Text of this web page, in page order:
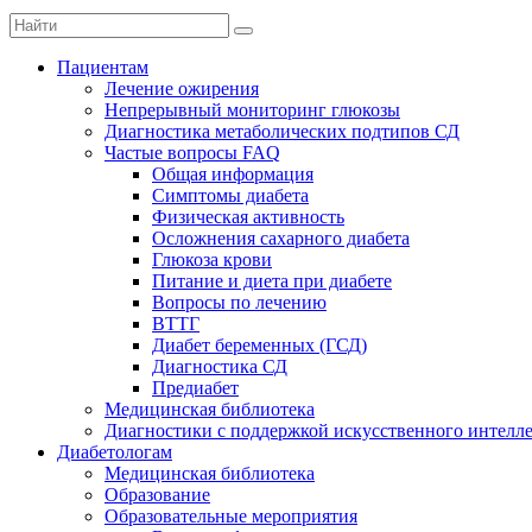
Пациентам
Лечение ожирения
Непрерывный мониторинг глюкозы
Диагностика метаболических подтипов СД
Частые вопросы FAQ
Общая информация
Симптомы диабета
Физическая активность
Осложнения сахарного диабета
Глюкоза крови
Питание и диета при диабете
Вопросы по лечению
ВТТГ
Диабет беременных (ГСД)
Диагностика СД
Предиабет
Медицинская библиотека
Диагностики с поддержкой искусственного
Диабетологам
Медицинская библиотека
Образование
Образовательные мероприятия